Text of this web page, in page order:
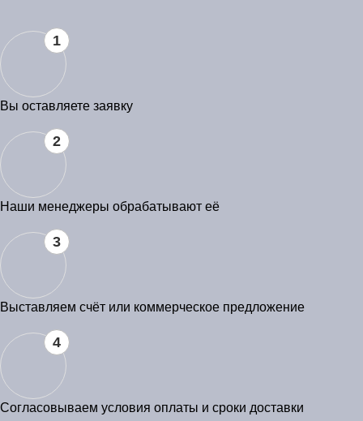
1
Вы оставляете заявку
2
Наши менеджеры обрабатывают её
3
Выставляем счёт или коммерческое предложение
4
Согласовываем условия оплаты и сроки доставки